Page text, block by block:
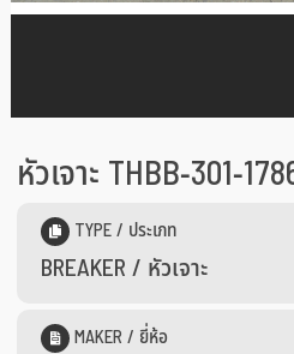
หัวเจาะ THBB-301-
TYPE / ประเภท
BREAKER / หัวเจาะ
MAKER / ยี่ห้อ